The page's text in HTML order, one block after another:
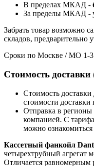
В пределах МКАД -
За пределы МКАД -
Забрать товар возможно
складов, предварительно
Сроки по Москве / МО 1-3
Стоимость
Стоимость
стоимости
Отправка в
компанией. С
можно
Кассетный фанкойл
четырехтрубный агрегат
Отличается равномерным